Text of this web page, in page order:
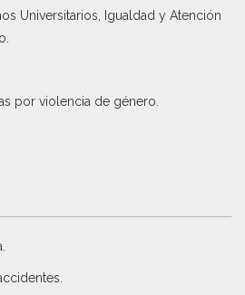
Universitarios, Igualdad y Atención
por violencia de género